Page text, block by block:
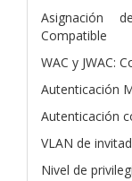
Asignación
Compatible
WAC y JWAC:
Autenticación
Autenticación
VLAN de
Nivel de